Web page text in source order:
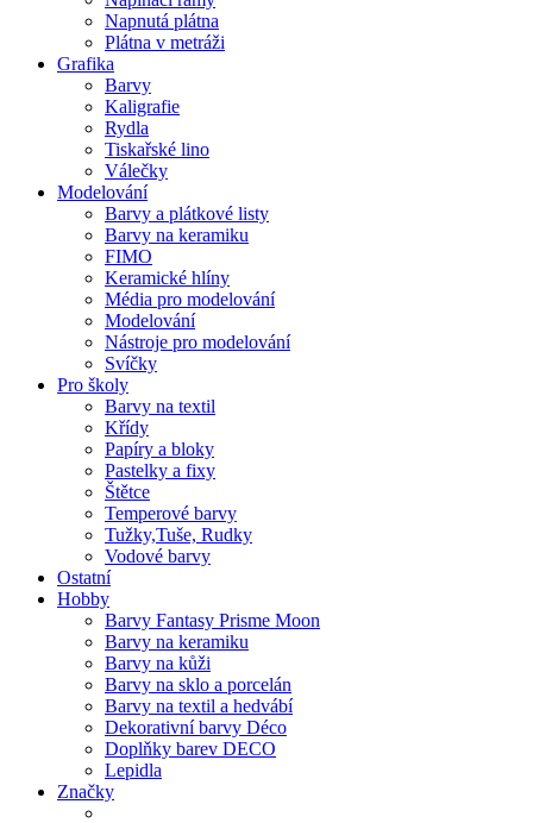
Napnutá plátna
Plátna v metráži
Grafika
Barvy
Kaligrafie
Rydla
Tiskařské lino
Válečky
Modelování
Barvy a plátkové listy
Barvy na keramiku
FIMO
Keramické hlíny
Média pro modelování
Modelování
Nástroje pro modelování
Svíčky
Pro školy
Barvy na textil
Křídy
Papíry a bloky
Pastelky a fixy
Štětce
Temperové barvy
Tužky,Tuše, Rudky
Vodové barvy
Ostatní
Hobby
Barvy Fantasy Prisme Moon
Barvy na keramiku
Barvy na kůži
Barvy na sklo a porcelán
Barvy na textil a hedvábí
Dekorativní barvy Déco
Doplňky barev DECO
Lepidla
Značky